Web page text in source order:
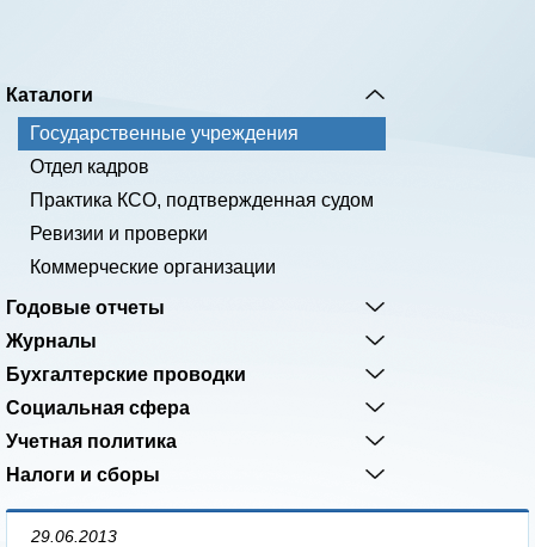
Каталоги
Государственные учреждения
Отдел кадров
Практика КСО, подтвержденная судом
Ревизии и проверки
Коммерческие организации
Годовые отчеты
Журналы
Бухгалтерские проводки
Социальная сфера
Учетная политика
Налоги и сборы
29.06.2013